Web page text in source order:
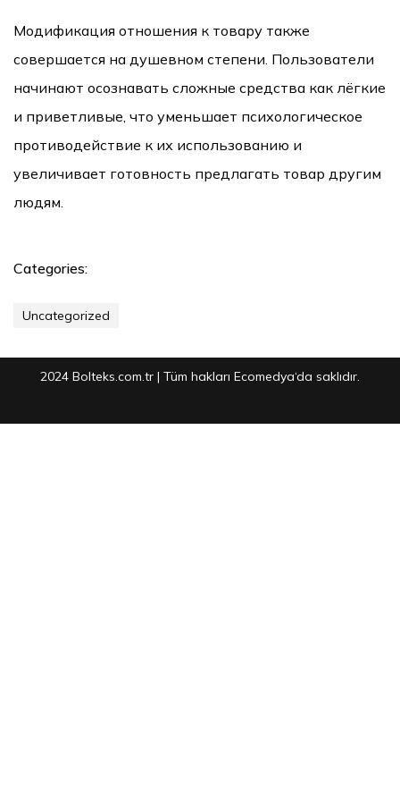
Модификация отношения к товару также
совершается на душевном степени. Пользователи
начинают осознавать сложные средства как лёгкие
и приветливые, что уменьшает психологическое
противодействие к их использованию и
увеличивает готовность предлагать товар другим
людям.
Categories:
Uncategorized
2024 Bolteks.com.tr | Tüm hakları Ecomedya‘da saklıdır.